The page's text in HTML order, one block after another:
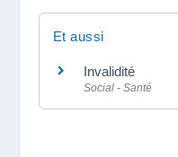
Et aussi
Invalidité
Social - Santé